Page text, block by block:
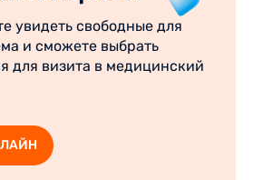
увидеть свободные для
и сможете выбрать
для визита в медицинский